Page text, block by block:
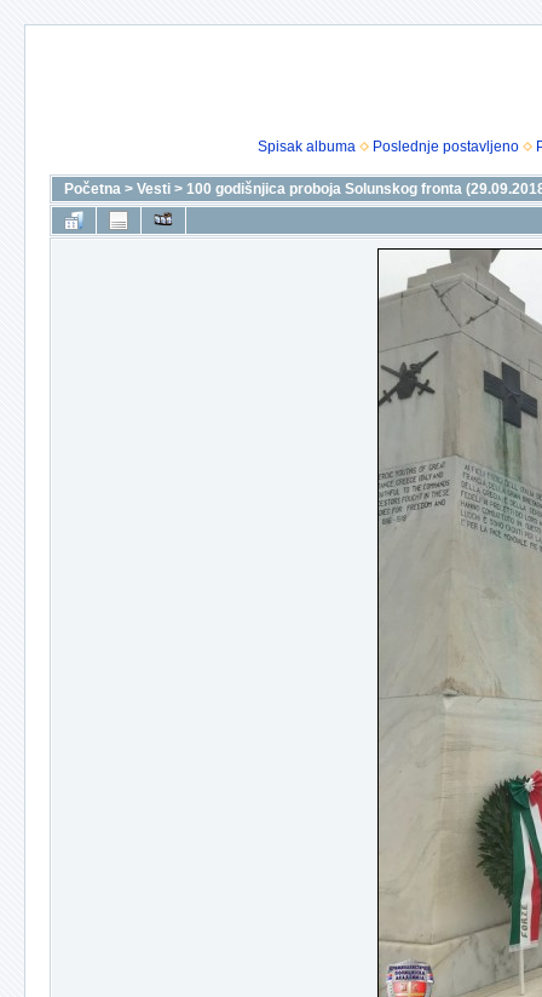
Spisak albuma Poslednje postavljeno
Početna > Vesti > 100 godišnjica proboja Solunskog fronta